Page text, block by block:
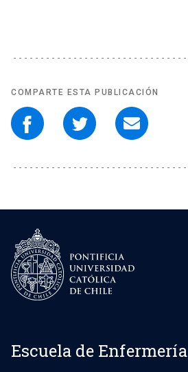
COMPARTE ESTA PUBLICACIÓN
Escuela de Enfermería